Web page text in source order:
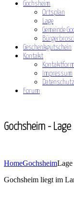
Gochsheim
Ortsplan
Lage
Gemeinde
Geschenkgutschein
Kontakt
Impressum
Forum
Gochsheim - Lage
HomeGochsheimLage
Gochsheim liegt im